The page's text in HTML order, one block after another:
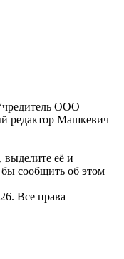
ООО
редактор Машкевич
её и
сообщить об этом
Все права